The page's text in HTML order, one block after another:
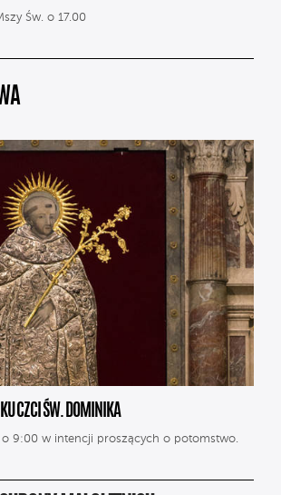
Św. o 17.00
CZCI ŚW. DOMINIKA
9:00 w intencji proszących o potomstwo.